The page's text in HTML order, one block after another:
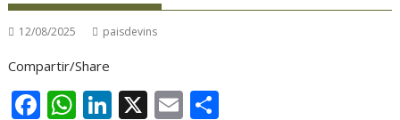
12/08/2025 paisdevins
Compartir/Share
F W Li X E